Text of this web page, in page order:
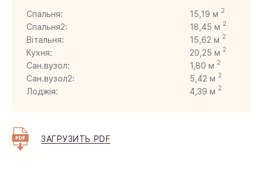
Спальня: 15,19 м 2
Спальня2: 18,45 м 2
Вітальня: 15,62 м 2
Кухня: 20,25 м 2
Сан.вузол: 1,80 м 2
Сан.вузол2: 5,42 м 2
Лоджія: 4,39 м 2
ЗАГРУЗИТЬ PDF